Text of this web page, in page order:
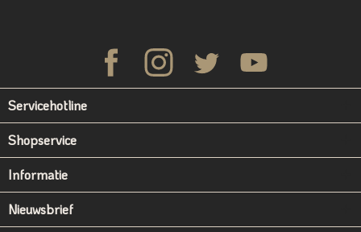
Servicehotline
Shopservice
Informatie
Nieuwsbrief